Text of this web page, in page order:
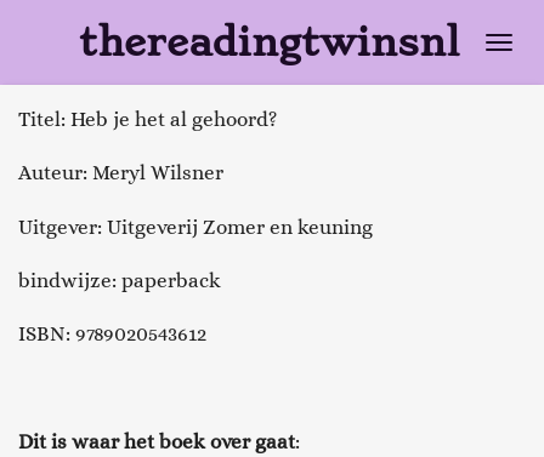
naar
de
thereadingtwinsnl
Titel: Heb je het al gehoord?
Auteur: Meryl Wilsner
Uitgever: Uitgeverij Zomer en keuning
bindwijze: paperback
ISBN: 9789020543612
Dit is waar het boek over gaat: